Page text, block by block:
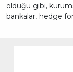
olduğu gibi,
bankalar, hedge